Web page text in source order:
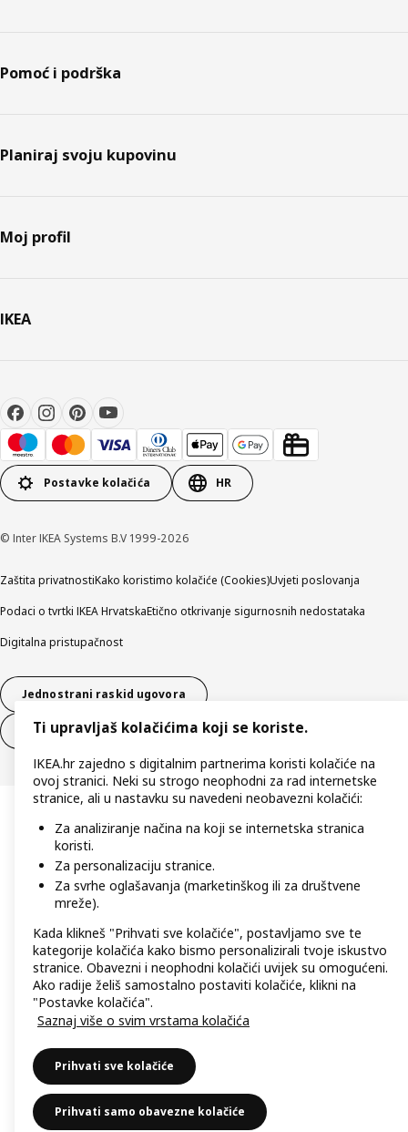
Pomoć i podrška
Planiraj svoju kupovinu
Moj profil
IKEA
Postavke kolačića HR
© Inter IKEA Systems B.V 1999-2026
Zaštita privatnostiKako koristimo kolačiće (Cookies)Uvjeti poslovanja
Podaci o tvrtki IKEA HrvatskaEtično otkrivanje sigurnosnih nedostataka
Digitalna pristupačnost
Jednostrani raskid ugovora
Jednostrani raskid ugovora za usluge
Ti upravljaš kolačićima koji se koriste.
IKEA.hr zajedno s digitalnim partnerima koristi kolačiće na
ovoj stranici. Neki su strogo neophodni za rad internetske
stranice, ali u nastavku su navedeni neobavezni kolačići:
Za analiziranje načina na koji se internetska stranica
koristi.
Za personalizaciju stranice.
Za svrhe oglašavanja (marketinškog ili za društvene
mreže).
Kada klikneš "Prihvati sve kolačiće", postavljamo sve te
kategorije kolačića kako bismo personalizirali tvoje iskustvo
stranice. Obavezni i neophodni kolačići uvijek su omogućeni.
Ako radije želiš samostalno postaviti kolačiće, klikni na
"Postavke kolačića".
Saznaj više o svim vrstama kolačića
Prihvati sve kolačiće
Prihvati samo obavezne kolačiće